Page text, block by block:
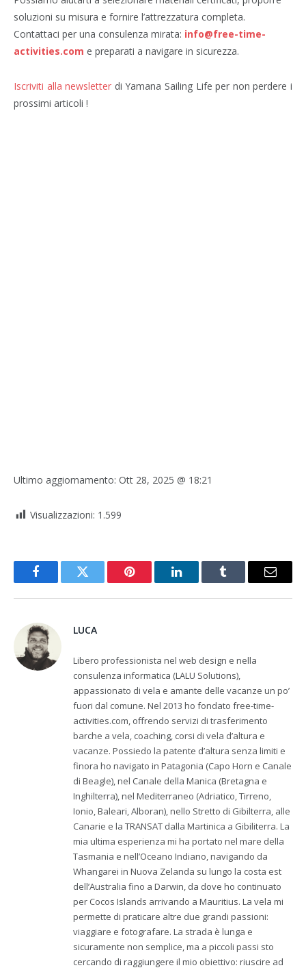
soluzioni su misura e fornire l’attrezzatura completa.
Contattaci per una consulenza mirata: info@free-time-
activities.com e preparati a navigare in sicurezza.
Iscriviti alla newsletter di Yamana Sailing Life per non perdere i
prossimi articoli !
Ultimo aggiornamento: Ott 28, 2025 @ 18:21
Visualizzazioni: 1.599
FacebookTwitter Pinterest LinkedInTumblr Email
LUCA
Libero professionista nel web design e nella
consulenza informatica (LALU Solutions),
appassionato di vela e amante delle vacanze un po’
fuori dal comune. Nel 2013 ho fondato free-time-
activities.com, offrendo servizi di trasferimento
barche a vela, coaching, corsi di vela d’altura e
vacanze. Possiedo la patente d’altura senza limiti e
finora ho navigato in Patagonia (Capo Horn e Canale
di Beagle), nel Canale della Manica (Bretagna e
Inghilterra), nel Mediterraneo (Adriatico, Tirreno,
Ionio, Baleari, Alboran), nello Stretto di Gibilterra, alle
Canarie e la TRANSAT dalla Martinica a Gibiliterra. La
mia ultima esperienza mi ha portato nel mare della
Tasmania e nell’Oceano Indiano, navigando da
Whangarei in Nuova Zelanda su lungo la costa est
dell’Australia fino a Darwin, da dove ho continuato
per Cocos Islands arrivando a Mauritius. La vela mi
permette di praticare altre due grandi passioni:
viaggiare e fotografare. La strada è lunga e
sicuramente non semplice, ma a piccoli passi sto
cercando di raggiungere il mio obiettivo: riuscire ad